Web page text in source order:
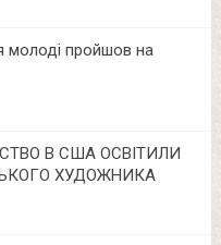
молоді пройшов на
В США ОСВІТИЛИ
ХУДОЖНИКА